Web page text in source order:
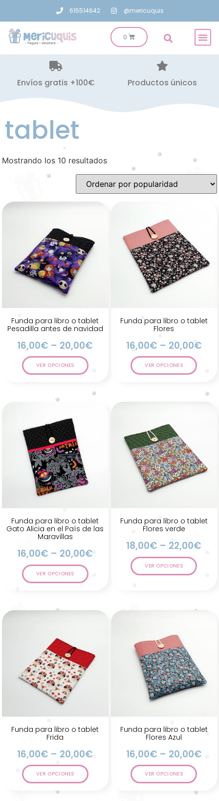
615514642 @mericuquis
Envíos gratis +100€ Productos únicos
tablet
Mostrando los 10 resultados
Funda para libro o tablet
Pesadilla antes de navidad
16,00€ – 20,00€
VER OPCIONES
Funda para libro o tablet
Flores
16,00€ – 20,00€
VER OPCIONES
Funda para libro o tablet
Gato Alicia en el País de las
Maravillas
16,00€ – 20,00€
VER OPCIONES
Funda para libro o tablet
Flores verde
18,00€ – 22,00€
VER OPCIONES
Funda para libro o tablet
Frida
16,00€ – 20,00€
VER OPCIONES
Funda para libro o tablet
Flores Azul
16,00€ – 20,00€
VER OPCIONES